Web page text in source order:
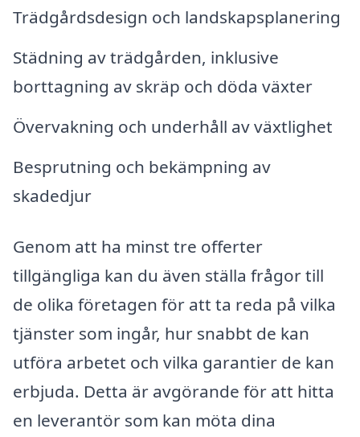
Trädgårdsdesign och landskapsplanering
Städning av trädgården, inklusive
borttagning av skräp och döda växter
Övervakning och underhåll av växtlighet
Besprutning och bekämpning av
skadedjur
Genom att ha minst tre offerter
tillgängliga kan du även ställa frågor till
de olika företagen för att ta reda på vilka
tjänster som ingår, hur snabbt de kan
utföra arbetet och vilka garantier de kan
erbjuda. Detta är avgörande för att hitta
en leverantör som kan möta dina